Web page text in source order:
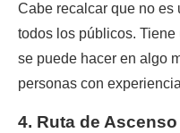
Cabe recalcar que no es
todos los públicos.
se puede hacer en algo
personas con
4. Ruta de